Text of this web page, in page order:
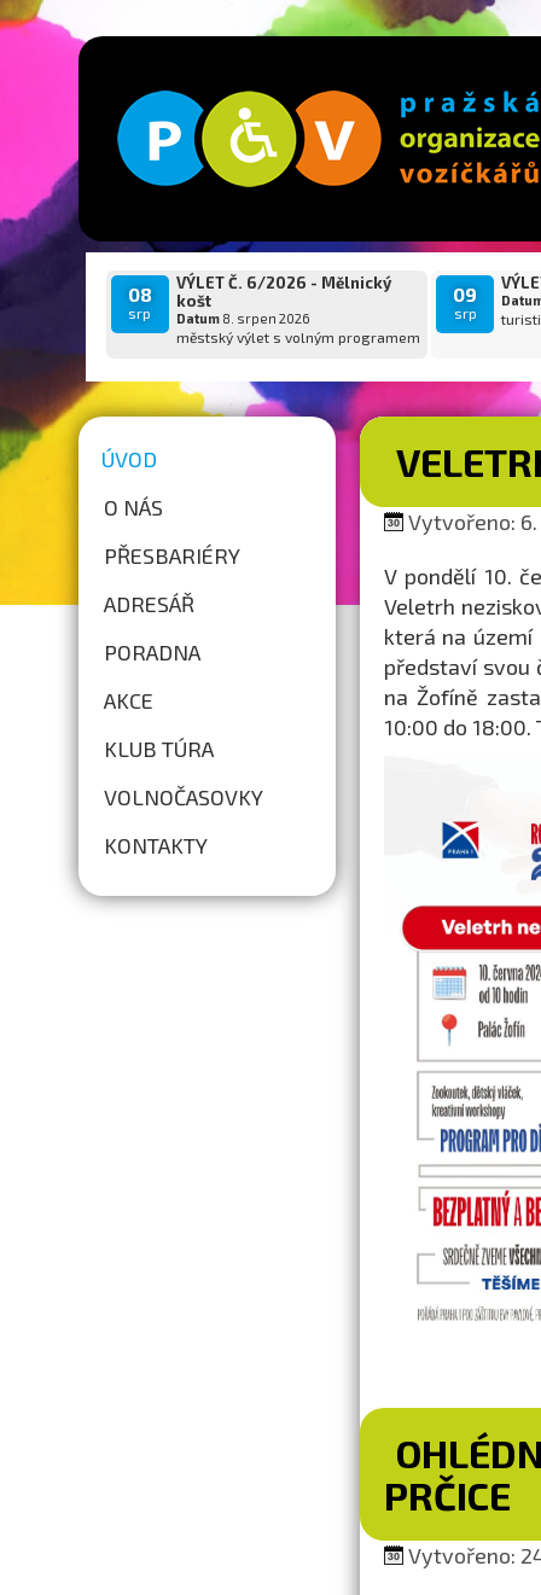
08
srp
VÝLET Č. 6/2026 - Mělnický
košt
Datum8. srpen 2026
městský výlet s volným programem
09
srp
ÚVOD
O NÁS
PŘESBARIÉRY
ADRESÁŘ
PORADNA
AKCE
KLUB TÚRA
VOLNOČASOVKY
KONTAKTY
Vytvořeno: 6.
V pondělí 10.
Veletrh
která na území
představí svou
na Žofíně
10:00 do 18:00.
PRČICE
Vytvořeno: